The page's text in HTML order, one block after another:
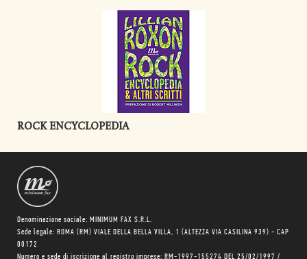
ROCK ENCYCLOPEDIA
Denominazione sociale: MINIMUM FAX S.R.L.
Sede legale: ROMA (RM) VIALE DELLA BELLA VILLA, 1 (ALTEZZA VIA CASILINA 939) - CAP
00172
Numero e sede di iscrizione al registro imprese: RM-1997-155274 DEL 25/02/1997 /